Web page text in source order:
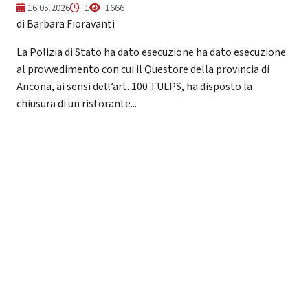
16.05.2026 1 1666
di Barbara Fioravanti
La Polizia di Stato ha dato esecuzione ha dato esecuzione
al provvedimento con cui il Questore della provincia di
Ancona, ai sensi dell’art. 100 TULPS, ha disposto la
chiusura di un ristorante...